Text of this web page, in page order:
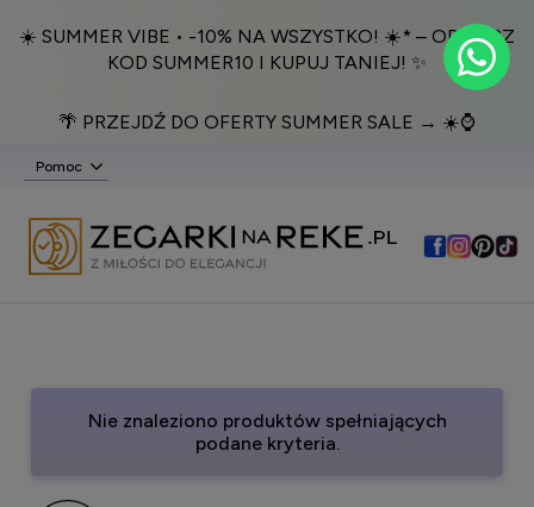
☀️ SUMMER VIBE • -10% NA WSZYSTKO! ☀️* – ODBIERZ
KOD SUMMER10 I KUPUJ TANIEJ! ✨
🌴 PRZEJDŹ DO OFERTY SUMMER SALE → ☀️⌚️
Pomoc
Nie znaleziono produktów spełniających
podane kryteria.